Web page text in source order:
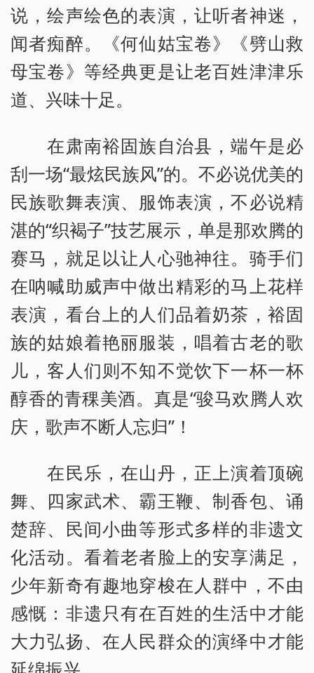
说，绘声绘色的表演，让听者神迷，
闻者痴醉。《何仙姑宝卷》《劈山救
母宝卷》等经典更是让老百姓津津乐
道、兴味十足。
在肃南裕固族自治县，端午是必
刮一场“最炫民族风”的。不必说优美的
民族歌舞表演、服饰表演，不必说精
湛的“织褐子”技艺展示，单是那欢腾的
赛马，就足以让人心驰神往。骑手们
在呐喊助威声中做出精彩的马上花样
表演，看台上的人们品着奶茶，裕固
族的姑娘着艳丽服装，唱着古老的歌
儿，客人们则不知不觉饮下一杯一杯
醇香的青稞美酒。真是“骏马欢腾人欢
庆，歌声不断人忘归”！
在民乐，在山丹，正上演着顶碗
舞、四家武术、霸王鞭、制香包、诵
楚辞、民间小曲等形式多样的非遗文
化活动。看着老者脸上的安享满足，
少年新奇有趣地穿梭在人群中，不由
感慨：非遗只有在百姓的生活中才能
大力弘扬、在人民群众的演绎中才能